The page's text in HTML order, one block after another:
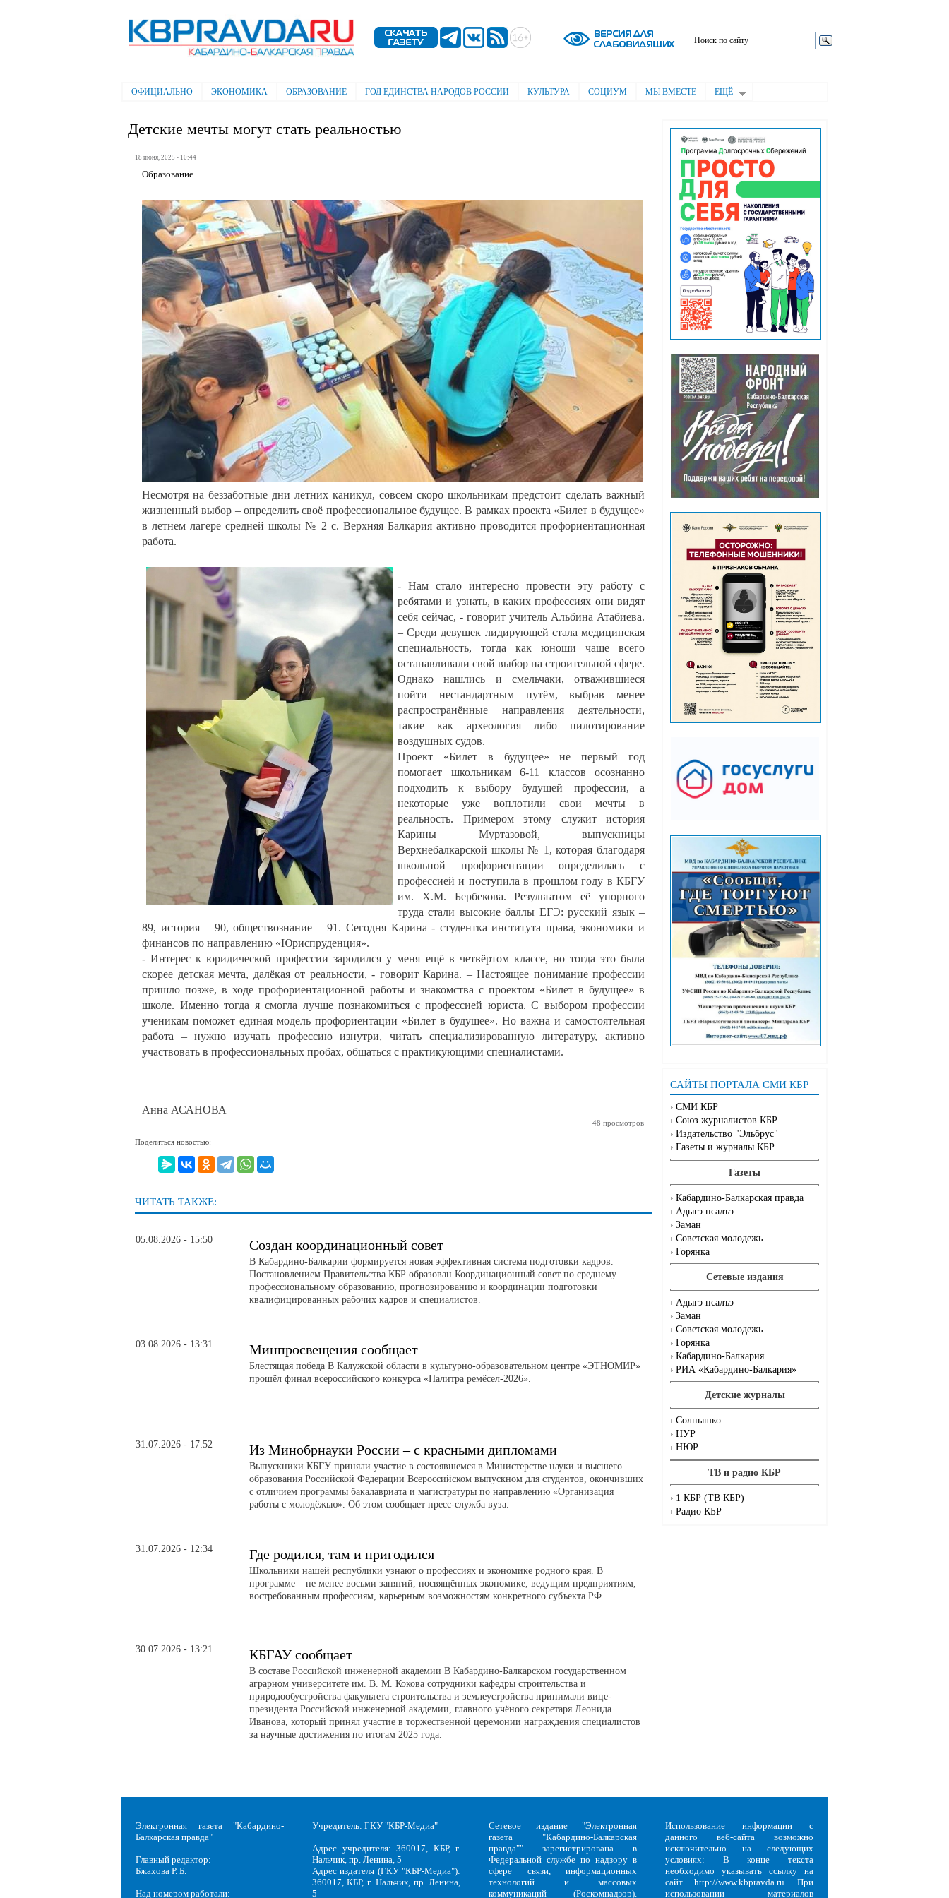
содержанию
Электронная газета "Кабардино-
Балкарская правда"
Главное меню
ОФИЦИАЛЬНО ЭКОНОМИКА ОБРАЗОВАНИЕ ГОД ЕДИНСТВА НАРОДОВ РОССИИ КУЛЬТУРА СОЦИУМ МЫ ВМЕСТЕ ЕЩЁ
САЙТЫ ПОРТАЛА СМИ КБР
СМИ КБР
Союз журналистов КБР
Издательство "Эльбрус"
Газеты и журналы КБР
Газеты
Кабардино-Балкарская правда
Адыгэ псалъэ
Заман
Советская молодежь
Горянка
Сетевые издания
Адыгэ псалъэ
Заман
Советская молодежь
Горянка
Кабардино-Балкария
РИА «Кабардино-Балкария»
Детские журналы
Солнышко
НУР
НЮР
ТВ и радио КБР
1 КБР (ТВ КБР)
Радио КБР
Детские мечты могут стать реальностью
18 июня, 2025 - 10:44
Образование
Несмотря на беззаботные дни летних каникул, совсем скоро школьникам предстоит сделать важный
жизненный выбор – определить своё профессиональное будущее. В рамках проекта «Билет в будущее»
в летнем лагере средней школы № 2 с. Верхняя Балкария активно проводится профориентационная
работа.
- Нам стало интересно провести эту работу с
ребятами и узнать, в каких профессиях они видят
себя сейчас, - говорит учитель Альбина Атабиева.
– Среди девушек лидирующей стала медицинская
специальность, тогда как юноши чаще всего
останавливали свой выбор на строительной сфере.
Однако нашлись и смельчаки, отважившиеся
пойти нестандартным путём, выбрав менее
распространённые направления деятельности,
такие как археология либо пилотирование
воздушных судов.
Проект «Билет в будущее» не первый год
помогает школьникам 6-11 классов осознанно
подходить к выбору будущей профессии, а
некоторые уже воплотили свои мечты в
реальность. Примером этому служит история
Карины Муртазовой, выпускницы
Верхнебалкарской школы № 1, которая благодаря
школьной профориентации определилась с
профессией и поступила в прошлом году в КБГУ
им. Х.М. Бербекова. Результатом её упорного
труда стали высокие баллы ЕГЭ: русский язык –
89, история – 90, обществознание – 91. Сегодня Карина - студентка института права, экономики и
финансов по направлению «Юриспруденция».
- Интерес к юридической профессии зародился у меня ещё в четвёртом классе, но тогда это была
скорее детская мечта, далёкая от реальности, - говорит Карина. – Настоящее понимание профессии
пришло позже, в ходе профориентационной работы и знакомства с проектом «Билет в будущее» в
школе. Именно тогда я смогла лучше познакомиться с профессией юриста. С выбором профессии
ученикам поможет единая модель профориентации «Билет в будущее». Но важна и самостоятельная
работа – нужно изучать профессию изнутри, читать специализированную литературу, активно
участвовать в профессиональных пробах, общаться с практикующими специалистами.
Анна АСАНОВА
48 просмотров
Поделиться новостью:
ЧИТАТЬ ТАКЖЕ:
05.08.2026 - 15:50 Создан координационный совет
В Кабардино-Балкарии формируется новая эффективная система подготовки кадров.
Постановлением Правительства КБР образован Координационный совет по среднему
профессиональному образованию, прогнозированию и координации подготовки
квалифицированных рабочих кадров и специалистов.
03.08.2026 - 13:31 Минпросвещения сообщает
Блестящая победа В Калужской области в культурно-образовательном центре «ЭТНОМИР»
прошёл финал всероссийского конкурса «Палитра ремёсел-2026».
31.07.2026 - 17:52 Из Минобрнауки России – с красными дипломами
Выпускники КБГУ приняли участие в состоявшемся в Министерстве науки и высшего
образования Российской Федерации Всероссийском выпускном для студентов, окончивших
с отличием программы бакалавриата и магистратуры по направлению «Организация
работы с молодёжью». Об этом сообщает пресс-служба вуза.
31.07.2026 - 12:34 Где родился, там и пригодился
Школьники нашей республики узнают о профессиях и экономике родного края. В
программе – не менее восьми занятий, посвящённых экономике, ведущим предприятиям,
востребованным профессиям, карьерным возможностям конкретного субъекта РФ.
30.07.2026 - 13:21 КБГАУ сообщает
В составе Российской инженерной академии В Кабардино-Балкарском государственном
аграрном университете им. В. М. Кокова сотрудники кафедры строительства и
природообустройства факультета строительства и землеустройства принимали вице-
президента Российской инженерной академии, главного учёного секретаря Леонида
Иванова, который принял участие в торжественной церемонии награждения специалистов
за научные достижения по итогам 2025 года.
Электронная газета "Кабардино-
Балкарская правда"
Главный редактор:
Бжахова Р. Б.
Над номером работали:
Учредитель: ГКУ "КБР-Медиа"
Адрес учредителя: 360017, КБР, г.
Нальчик, пр. Ленина, 5
Адрес издателя (ГКУ "КБР-Медиа"):
360017, КБР, г .Нальчик, пр. Ленина,
5
Сетевое издание "Электронная
газета "Кабардино-Балкарская
правда"" зарегистрирована в
Федеральной службе по надзору в
сфере связи, информационных
технологий и массовых
коммуникаций (Роскомнадзор).
Использование информации с
данного веб-сайта возможно
исключительно на следующих
условиях: В конце текста
необходимо указывать ссылку на
сайт http://www.kbpravda.ru. При
использовании материалов